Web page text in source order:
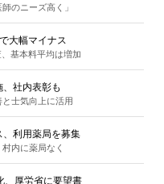
のニーズ高く」
大幅マイナス
基本料平均は増加
社内表彰も
士気向上に活用
、利用薬局を募集
内に薬局なく
、厚労省に要望書